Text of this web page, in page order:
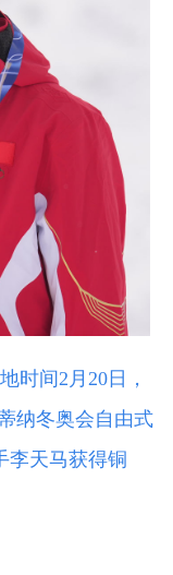
时间2月20日，
纳冬奥会自由式
李天马获得铜